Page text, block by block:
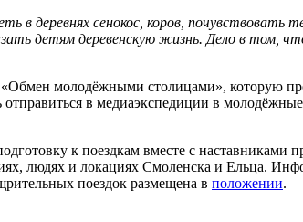
деревнях сенокос, коров, почувствовать
детям деревенскую жизнь. Дело в том,
молодёжными столицами», которую
в медиаэкспедиции в
к поездкам вместе с наставниками
людях и локациях Смоленска и Ельца.
поездок размещена в положении.